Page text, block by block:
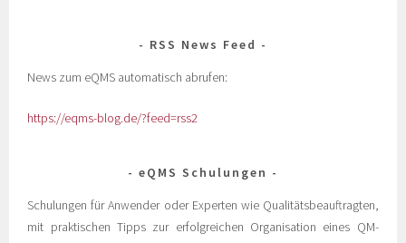
RSS News Feed
News zum eQMS automatisch abrufen:
https://eqms-blog.de/?feed=rss2
eQMS Schulungen
Schulungen für Anwender oder Experten wie Qualitätsbeauftragten,
mit praktischen Tipps zur erfolgreichen Organisation eines QM-